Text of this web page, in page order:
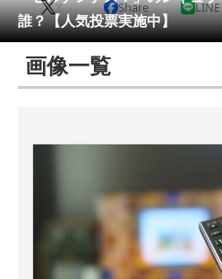
メディア
注目記事を集めた総合ページ
スマホと通信の最新トレンド
好きが集まる 比べて選べる
ビジネスと働き方のヒント
誰？【人気投票実施中】
X Share LINE
画像一覧